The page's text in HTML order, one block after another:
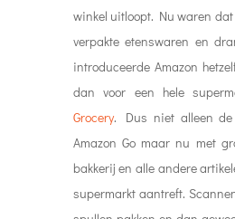
winkel uitloopt. Nu waren
verpakte etenswaren en
introduceerde Amazon
dan voor een hele
Grocery. Dus niet alleen
Amazon Go maar nu met
bakkerij en alle andere
supermarkt aantreft.